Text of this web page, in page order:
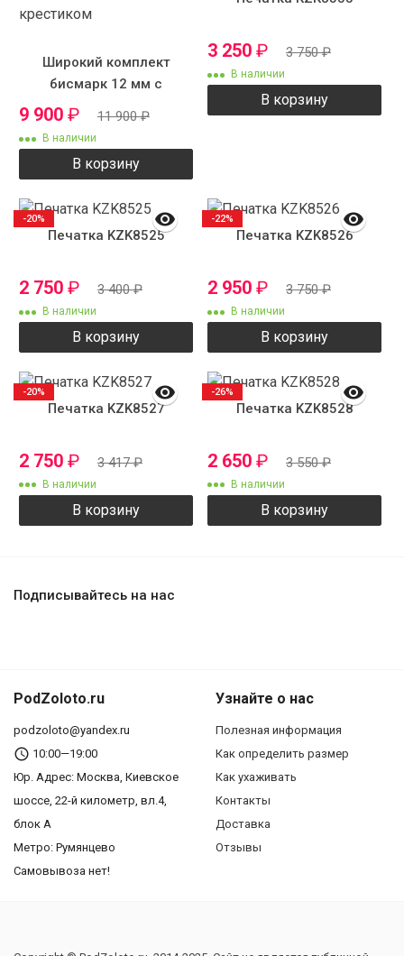
Широкий комплект
бисмарк 12 мм с
крестиком
9 900 ₽ 11 900₽
В наличии
В корзину
3 250 ₽ 3 750₽
В наличии
В корзину
Печатка KZK8525
2 750 ₽ 3 400₽
В наличии
В корзину
-20%
Печатка KZK8526
2 950 ₽ 3 750₽
В наличии
В корзину
-22%
Печатка KZK8527
2 750 ₽ 3 417₽
В наличии
В корзину
-20%
Печатка KZK8528
2 650 ₽ 3 550₽
В наличии
В корзину
-26%
Подписывайтесь на нас
PodZoloto.ru
podzoloto@yandex.ru
10:00—19:00
Юр. Адреc: Москва, Киевское
шоссе, 22-й километр, вл.4,
блок А
Метро: Румянцево
Самовывоза нет!
Узнайте о нас
Полезная информация
Как определить размер
Как ухаживать
Контакты
Доставка
Отзывы